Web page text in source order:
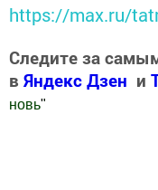
https://max.ru/
Следите за
в Яндекс Дзен и
новь"